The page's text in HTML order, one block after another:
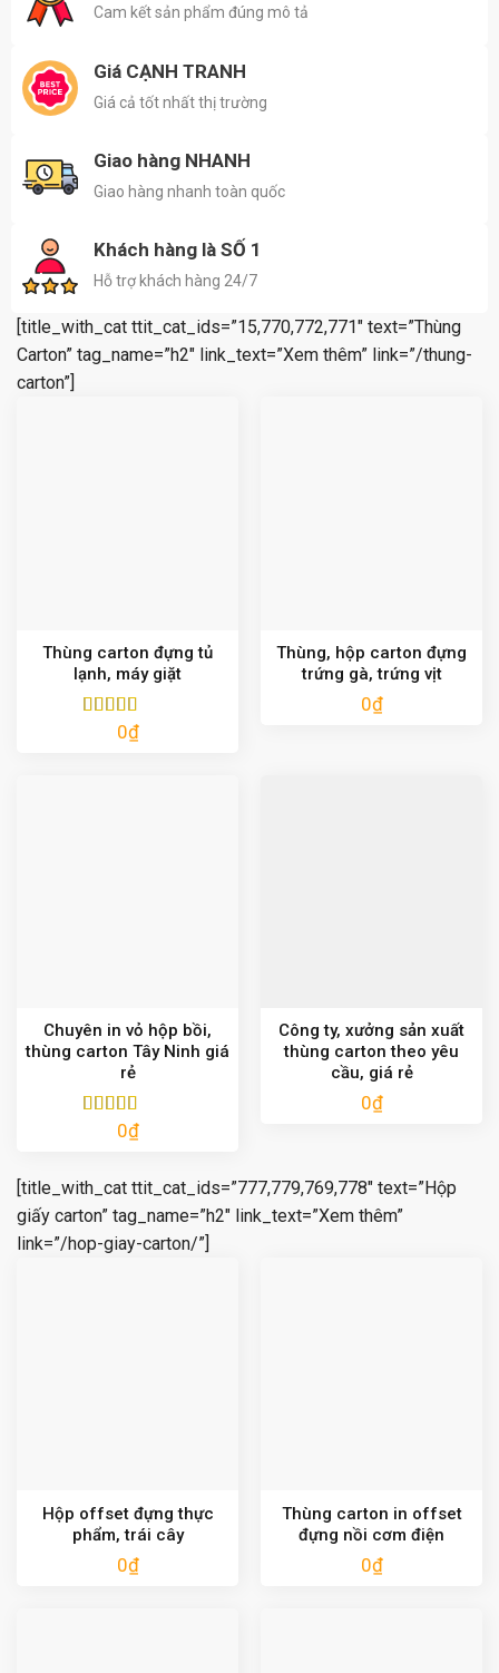
Cam kết sản phẩm đúng mô tả
Giá CẠNH TRANH
Giá cả tốt nhất thị trường
Giao hàng NHANH
Giao hàng nhanh toàn quốc
Khách hàng là SỐ 1
Hỗ trợ khách hàng 24/7
[title_with_cat ttit_cat_ids=”15,770,772,771″ text=”Thùng
Carton” tag_name=”h2″ link_text=”Xem thêm” link=”/thung-
carton”]
Thùng carton đựng tủ
lạnh, máy giặt
Được xếp
0₫
Thùng, hộp carton đựng
trứng gà, trứng vịt
0₫
Chuyên in vỏ hộp bồi,
thùng carton Tây Ninh giá
rẻ
Được xếp
0₫
Công ty, xưởng sản xuất
thùng carton theo yêu
cầu, giá rẻ
0₫
[title_with_cat ttit_cat_ids=”777,779,769,778″ text=”Hộp
giấy carton” tag_name=”h2″ link_text=”Xem thêm”
link=”/hop-giay-carton/”]
Hộp offset đựng thực
phẩm, trái cây
0₫
Thùng carton in offset
đựng nồi cơm điện
0₫